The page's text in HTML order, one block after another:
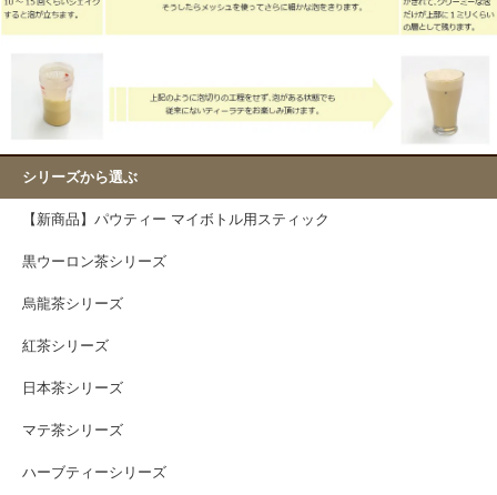
シリーズから選ぶ
【新商品】パウティー マイボトル用スティック
黒ウーロン茶シリーズ
烏龍茶シリーズ
紅茶シリーズ
日本茶シリーズ
マテ茶シリーズ
ハーブティーシリーズ